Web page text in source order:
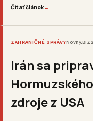
Čítať článok→
ZAHRANIČNÉ SPRÁVYNovny.BIZ
Irán sa
zdroje z USA